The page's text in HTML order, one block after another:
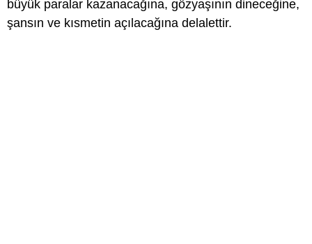
büyük paralar kazanacağına, gözyaşının dineceğine,
şansın ve kısmetin açılacağına delalettir.